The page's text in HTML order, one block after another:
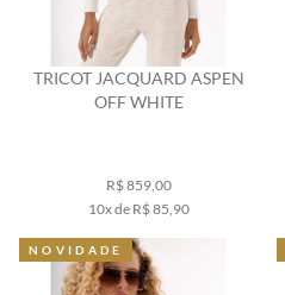
TRICOT JACQUARD ASPEN
OFF WHITE
R$ 859,00
10x de R$ 85,90
NOVIDADE